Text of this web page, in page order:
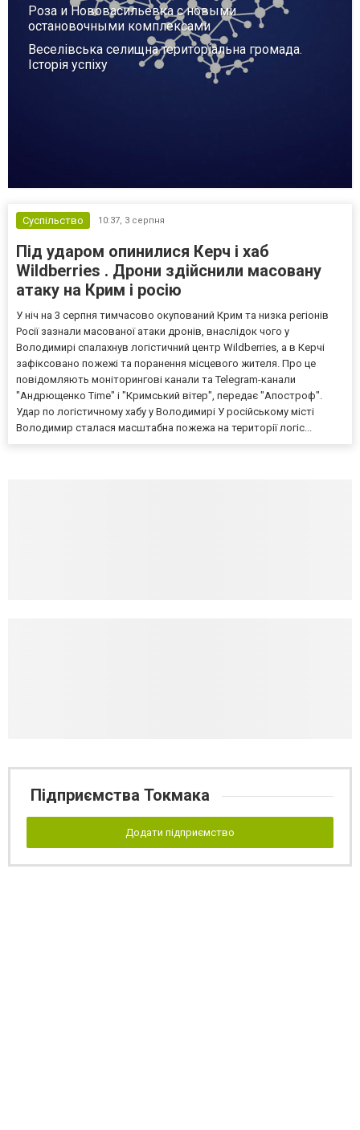
Роза и Нововасильевка с новыми
остановочными комплексами
Веселівська селищна територіальна громада.
Історія успіху
Суспільство 10:37, 3 серпня
Під ударом опинилися Керч і хаб
Wildberries . Дрони здійснили масовану
атаку на Крим і росію
У ніч на 3 серпня тимчасово окупований Крим та низка регіонів
Росії зазнали масованої атаки дронів, внаслідок чого у
Володимирі спалахнув логістичний центр Wildberries, а в Керчі
зафіксовано пожежі та поранення місцевого жителя. Про це
повідомляють моніторингові канали та Telegram-канали
"Андрющенко Time" і "Кримський вітер", передає "Апостроф".
Удар по логістичному хабу у Володимирі У російському місті
Володимир сталася масштабна пожежа на території логіс...
Підприємства Токмака
Додати підприємство